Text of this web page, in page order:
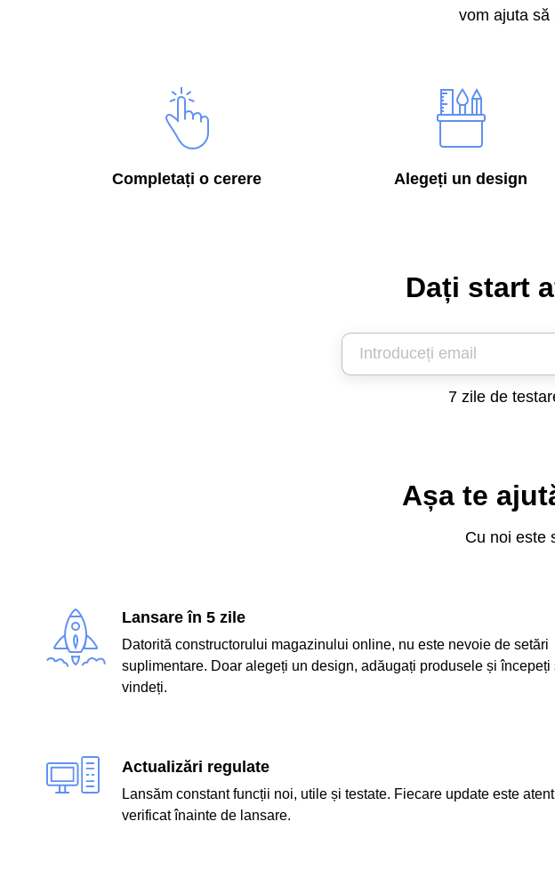
vom ajuta să
Completați o cerere Alegeți un design
Dați start
7 zile de
Așa te
Cu noi este
Lansare în 5 zile
Datorită constructorului magazinului online, nu este nevoie de setări
suplimentare. Doar alegeți un design, adăugați produsele și începeți
vindeți.
Actualizări regulate
Lansăm constant funcții noi, utile și testate. Fiecare update este atent
verificat înainte de lansare.